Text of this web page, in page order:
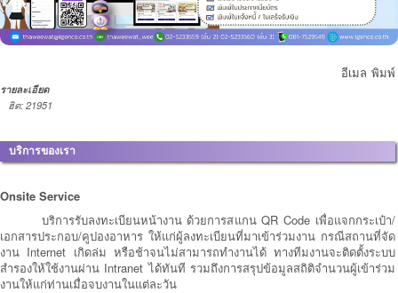
พิมพ์
อีเมล
รายละเอียด
ฮิต: 21951
บริการของเรา
Onsite Service
บริการรับลงทะเบียนหน้างาน ด้วยการสแกน QR Code เพื่อแจกกระเป๋า/
เอกสารประกอบ/คูปองอาหาร ให้แก่ผู้ลงทะเบียนที่มาเข้าร่วมงาน กรณีสถานที่จัด
งาน Internet เกิดล่ม หรือช้าจนไม่สามารถทำงานได้ ทางทีมงานจะติดตั้งระบบ
สำรองให้ใช้งานผ่าน Intranet ได้ทันที รวมถึงการสรุปข้อมูลสถิติจำนวนผู้เข้าร่วม
งานให้แก่ท่านเมื่อจบงานในแต่ละวัน